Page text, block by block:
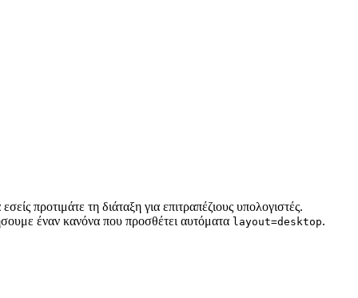
προτιμάτε τη διάταξη για επιτραπέζιους υπολογιστές.
έναν κανόνα που προσθέτει αυτόματα layout=desktop.